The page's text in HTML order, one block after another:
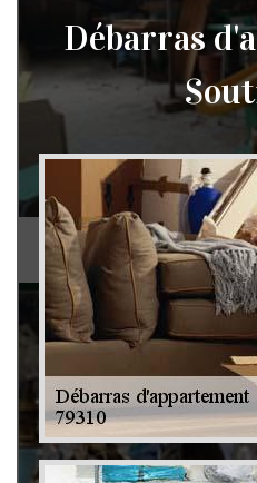
Débarras de
Débarras